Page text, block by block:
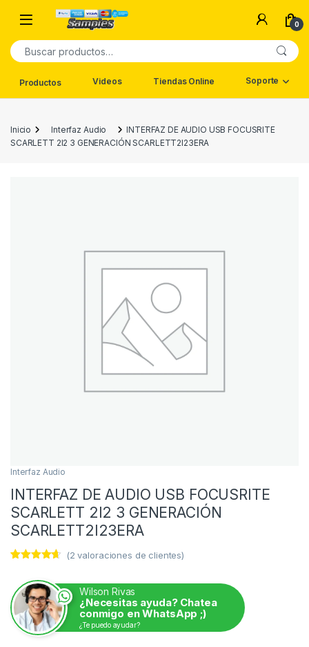
Saltar a navegación
saltar al contenido
0
Buscar por:
Productos Videos Tiendas Online Soporte
Inicio Interfaz Audio
INTERFAZ DE AUDIO USB FOCUSRITE
SCARLETT 2I2 3 GENERACIÓN SCARLETT2I23ERA
Interfaz Audio
INTERFAZ DE AUDIO USB FOCUSRITE
SCARLETT 2I2 3 GENERACIÓN
SCARLETT2I23ERA
de 5 en
base a
valoracione
s de
clientes
(2 valoraciones de clientes)
Wilson Rivas
¿Necesitas ayuda? Chatea
conmigo en WhatsApp ;)
¿Te puedo ayudar?